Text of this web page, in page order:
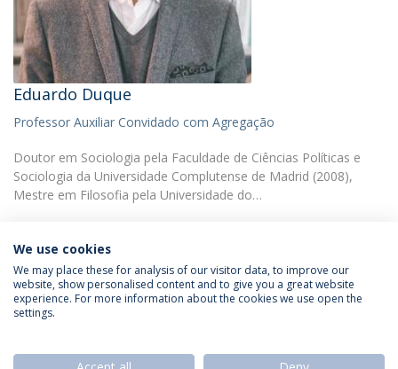
Eduardo Duque
Professor Auxiliar Convidado com Agregação
Doutor em Sociologia pela Faculdade de Ciências Políticas e
Sociologia da Universidade Complutense de Madrid (2008),
Mestre em Filosofia pela Universidade do…
Política de Privacidade
Termos & Condições
We use cookies
We may place these for analysis of our visitor data, to improve our
website, show personalised content and to give you a great website
experience. For more information about the cookies we use open the
settings.